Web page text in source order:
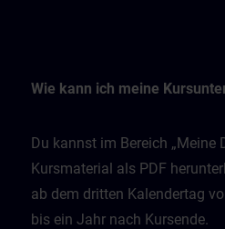
Wie kann ich meine
Du kannst im Bereich „Meine
Kursmaterial als PDF
ab dem dritten Kalendertag
bis ein Jahr nach Kursende.